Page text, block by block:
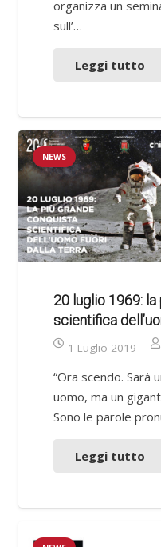
organizza un
sull’…
Leggi tutto
NEWS
20 luglio 1969:
scientifica
1 Luglio 2019
“Ora scendo. Sarà
uomo, ma un
Sono le parole
Leggi tutto